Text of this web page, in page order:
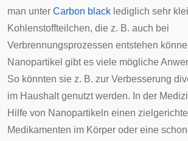
man unter Carbon black lediglich sehr
Kohlenstoffteilchen, die z. B. auch bei
Verbrennungsprozessen entstehen
Nanopartikel gibt es viele mögliche
So könnten sie z. B. zur Verbesserung
im Haushalt genutzt werden. In der
Hilfe von Nanopartikeln einen
Medikamenten im Körper oder eine